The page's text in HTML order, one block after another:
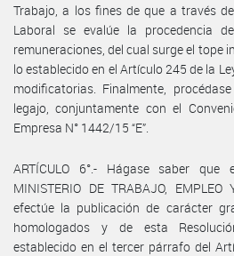
Trabajo, a los fines de que a través
Laboral se evalúe la procedencia
remuneraciones, del cual surge el tope
lo establecido en el Artículo 245 de la
modificatorias. Finalmente,
legajo, conjuntamente con el
Empresa N° 1442/15 “E”.
ARTÍCULO 6°.- Hágase saber
MINISTERIO DE TRABAJO, EMPLEO
efectúe la publicación de carácter
homologados y de esta
establecido en el tercer párrafo del